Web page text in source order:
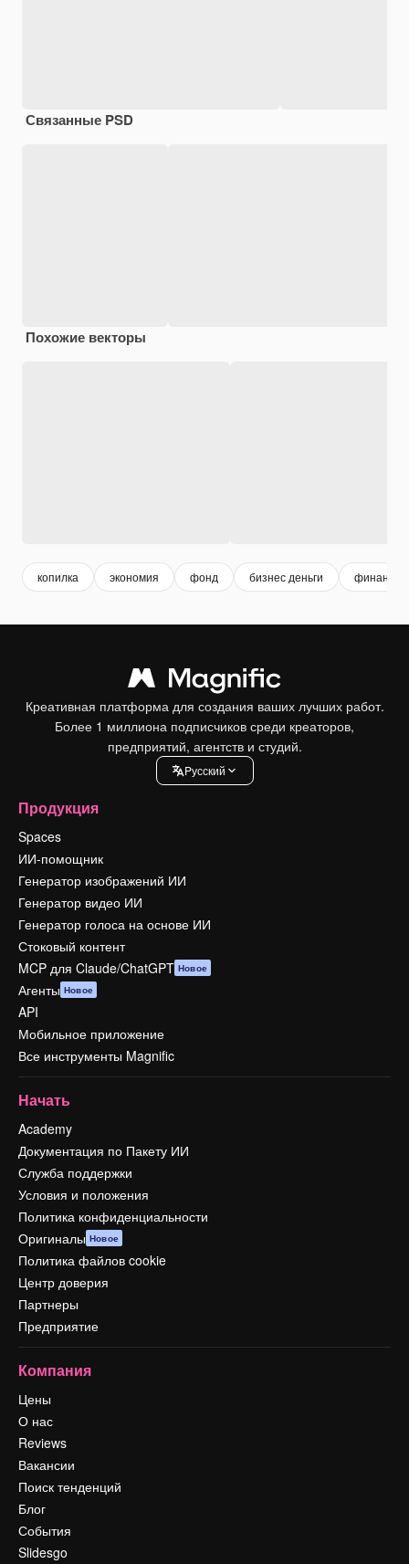
Связанные PSD
Похожие векторы
копилка экономия фонд бизнес деньги финансы
Креативная платформа для создания ваших лучших работ.
Более 1 миллиона подписчиков среди креаторов,
предприятий, агентств и студий.
Pусский
Продукция
Spaces
ИИ-помощник
Генератор изображений ИИ
Генератор видео ИИ
Генератор голоса на основе ИИ
Стоковый контент
MCP для Claude/ChatGPT Новое
Агенты Новое
API
Мобильное приложение
Все инструменты Magnific
Начать
Academy
Документация по Пакету ИИ
Служба поддержки
Условия и положения
Политика конфиденциальности
Оригиналы Новое
Политика файлов cookie
Центр доверия
Партнеры
Предприятие
Компания
Цены
О нас
Reviews
Вакансии
Поиск тенденций
Блог
События
Slidesgo